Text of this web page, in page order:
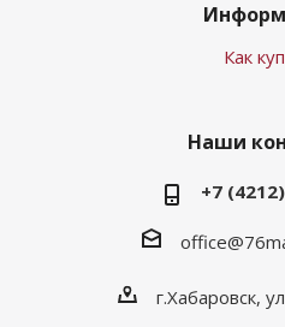
Как
Наши
+7
г.Хабаровск,